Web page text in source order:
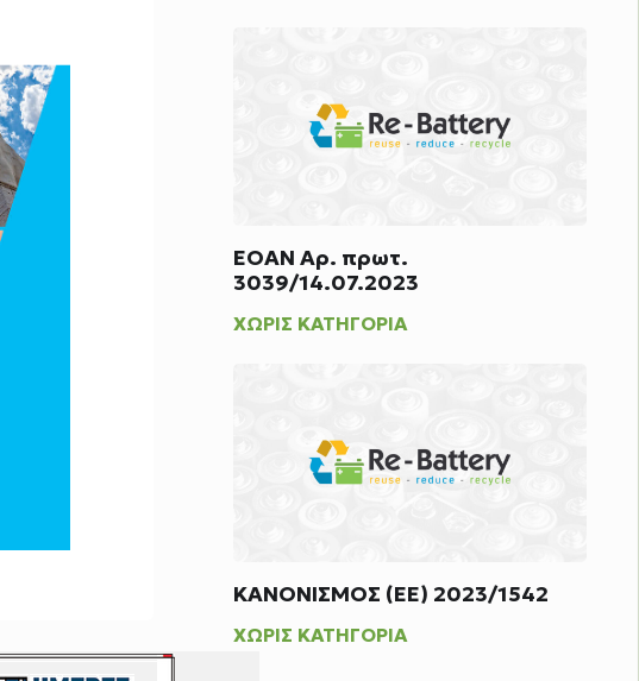
ΕΟΑΝ Αρ. πρωτ.
3039/14.07.2023
ΧΩΡΊΣ ΚΑΤΗΓΟΡΊΑ
ΚΑΝΟΝΙΣΜΟΣ (ΕΕ) 2023/1542
ΧΩΡΊΣ ΚΑΤΗΓΟΡΊΑ